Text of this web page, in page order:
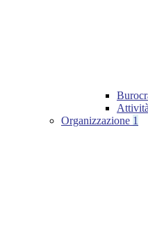
Organizzazione 1